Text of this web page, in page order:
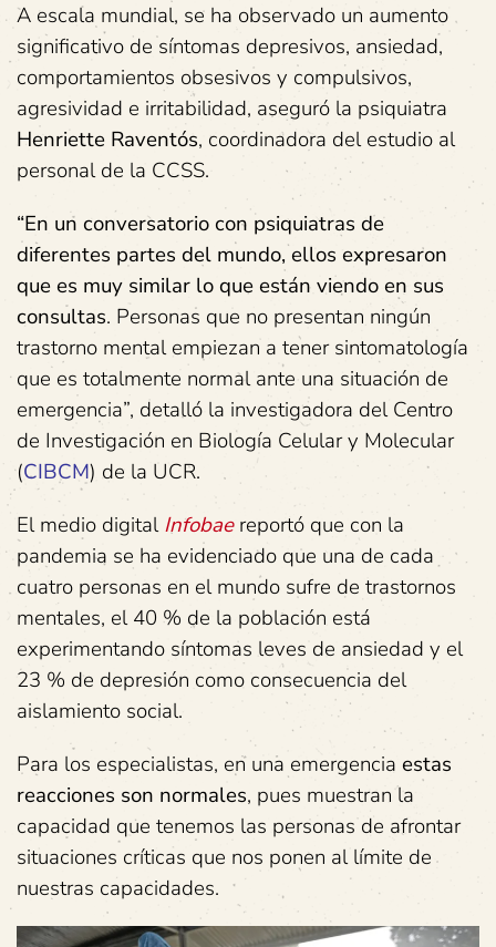
A escala mundial, se ha observado un aumento
significativo de síntomas depresivos, ansiedad,
comportamientos obsesivos y compulsivos,
agresividad e irritabilidad, aseguró la psiquiatra
Henriette Raventós, coordinadora del estudio al
personal de la CCSS.
“En un conversatorio con psiquiatras de
diferentes partes del mundo, ellos expresaron
que es muy similar lo que están viendo en sus
consultas. Personas que no presentan ningún
trastorno mental empiezan a tener sintomatología
que es totalmente normal ante una situación de
emergencia”, detalló la investigadora del Centro
de Investigación en Biología Celular y Molecular
(CIBCM) de la UCR.
El medio digitalInfobae reportó que con la
pandemia se ha evidenciado que una de cada
cuatro personas en el mundo sufre de trastornos
mentales, el 40 % de la población está
experimentando síntomas leves de ansiedad y el
23 % de depresión como consecuencia del
aislamiento social.
Para los especialistas, en una emergencia estas
reacciones son normales, pues muestran la
capacidad que tenemos las personas de afrontar
situaciones críticas que nos ponen al límite de
nuestras capacidades.